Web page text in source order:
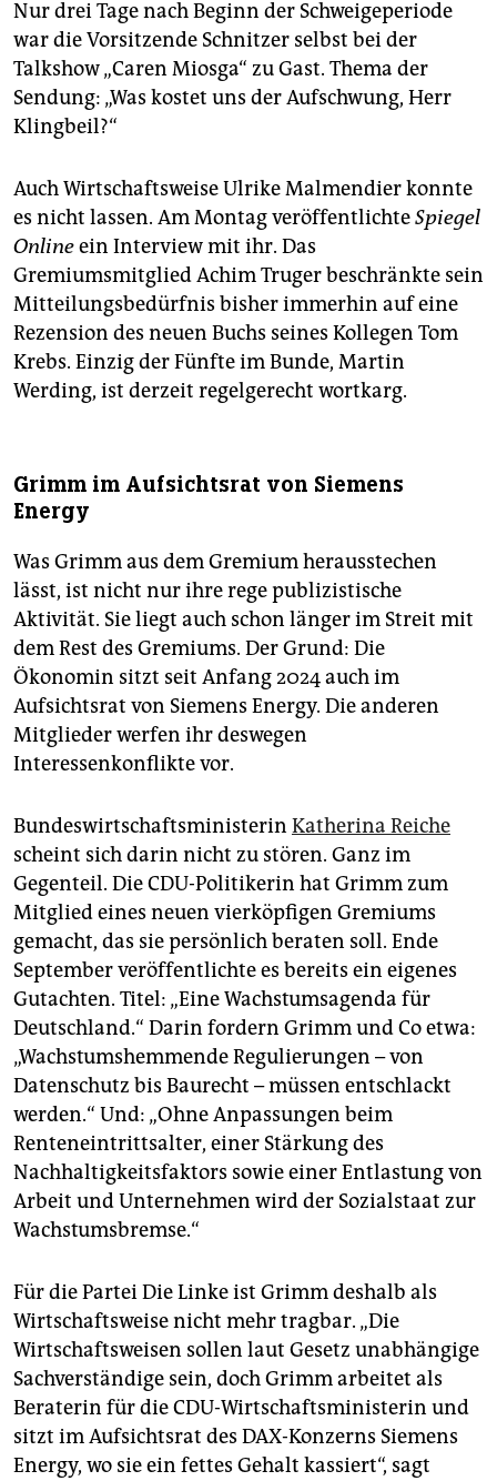
Nur drei Tage nach Beginn der Schweigeperiode
war die Vorsitzende Schnitzer selbst bei der
Talkshow „Caren Miosga“ zu Gast. Thema der
Sendung: „Was kostet uns der Aufschwung, Herr
Klingbeil?“
Auch Wirtschaftsweise Ulrike Malmendier konnte
es nicht lassen. Am Montag veröffentlichteSpiegel
Onlineein Interview mit ihr. Das
Gremiumsmitglied Achim Truger beschränkte sein
Mitteilungsbedürfnis bisher immerhin auf eine
Rezension des neuen Buchs seines Kollegen Tom
Krebs. Einzig der Fünfte im Bunde, Martin
Werding, ist derzeit regelgerecht wortkarg.
Grimm im Aufsichtsrat von Siemens
Energy
Was Grimm aus dem Gremium herausstechen
lässt, ist nicht nur ihre rege publizistische
Aktivität. Sie liegt auch schon länger im Streit mit
dem Rest des Gremiums. Der Grund: Die
Ökonomin sitzt seit Anfang 2024 auch im
Aufsichtsrat von Siemens Energy. Die anderen
Mitglieder werfen ihr deswegen
Interessenkonflikte vor.
Bundeswirtschaftsministerin Katherina Reiche
scheint sich darin nicht zu stören. Ganz im
Gegenteil. Die CDU-Politikerin hat Grimm zum
Mitglied eines neuen vierköpfigen Gremiums
gemacht, das sie persönlich beraten soll. Ende
September veröffentlichte es bereits ein eigenes
Gutachten. Titel: „Eine Wachstumsagenda für
Deutschland.“ Darin fordern Grimm und Co etwa:
„Wachstumshemmende Regulierungen – von
Datenschutz bis Baurecht – müssen entschlackt
werden.“ Und: „Ohne Anpassungen beim
Renteneintrittsalter, einer Stärkung des
Nachhaltigkeitsfaktors sowie einer Entlastung von
Arbeit und Unternehmen wird der Sozialstaat zur
Wachstumsbremse.“
Für die Partei Die Linke ist Grimm deshalb als
Wirtschaftsweise nicht mehr tragbar. „Die
Wirtschaftsweisen sollen laut Gesetz unabhängige
Sachverständige sein, doch Grimm arbeitet als
Beraterin für die CDU-Wirtschaftsministerin und
sitzt im Aufsichtsrat des DAX-Konzerns Siemens
Energy, wo sie ein fettes Gehalt kassiert“, sagt